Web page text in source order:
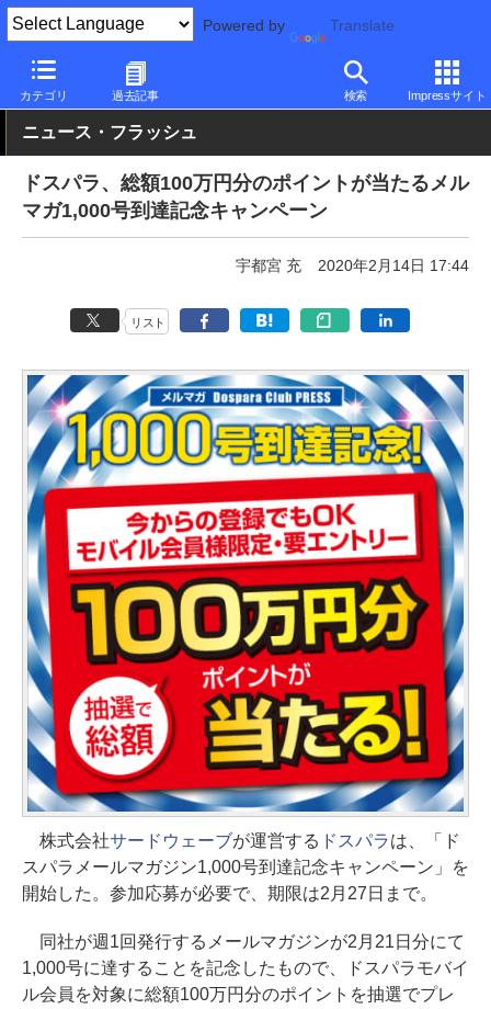
Powered by Translate
カテゴリ 過去記事 検索 Impressサイト
PC Watch 市場 動向
ニュース・フラッシュ
ドスパラ、総額100万円分のポイントが当たるメル
マガ1,000号到達記念キャンペーン
宇都宮 充 2020年2月14日 17:44
リスト
株式会社サードウェーブが運営する ドスパラは、「ド
スパラメールマガジン1,000号到達記念キャンペーン」を
開始した。参加応募が必要で、期限は2月27日まで。
同社が週1回発行するメールマガジンが2月21日分にて
1,000号に達することを記念したもので、ドスパラモバイ
ル会員を対象に総額100万円分のポイントを抽選でプレ